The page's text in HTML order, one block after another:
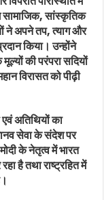
सामाजिक, सांस्कृतिक
ने अपने तप, त्याग और
किया। उन्होंने
की परंपरा सदियों
विरासत को पीढ़ी
अतिथियों का
सेवा के संदेश पर
के नेतृत्व में भारत
है तथा राष्ट्रहित में